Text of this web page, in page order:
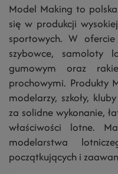
Model Making to
się w produkcji
sportowych. W
szybowce, samoloty
gumowym oraz
prochowymi. Produkty
modelarzy, szkoły,
za solidne wykonanie,
właściwości lotne.
modelarstwa
początkujących i